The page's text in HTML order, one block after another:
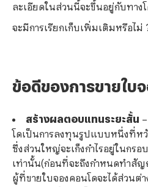
ละเอียดในส่วนนี้จะขึ้นอยู่กับทาง
จะมีการเรียกเก็บเพิ่มเติมหรือไม่
ข้อดีของการขายใบ
สร้างผลตอบแทนระยะสั้น
โดเป็นการลงทุนรูปแบบหนึ่งที่ห
ซึ่งส่วนใหญ่จะเก็งกำไรอยู่ในกรอ
เท่านั้น(ก่อนที่จะถึงกำหนดทำสัญญ
ผู้ที่ขายใบจองคอนโดจะได้ส่วนต่